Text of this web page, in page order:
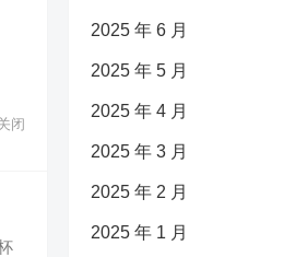
闭
2025 年 6 月
2025 年 5 月
2025 年 4 月
2025 年 3 月
2025 年 2 月
2025 年 1 月